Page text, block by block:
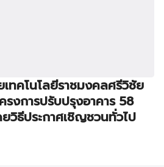
ทคโนโลยีราชมงคลศรีวิชัย
รงการปรับปรุงอาคาร 58
วิธีประกาศเชิญชวนทั่วไป